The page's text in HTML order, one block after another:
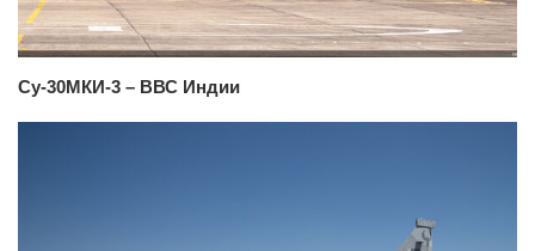
Су-30МКИ-3 – ВВС Индии